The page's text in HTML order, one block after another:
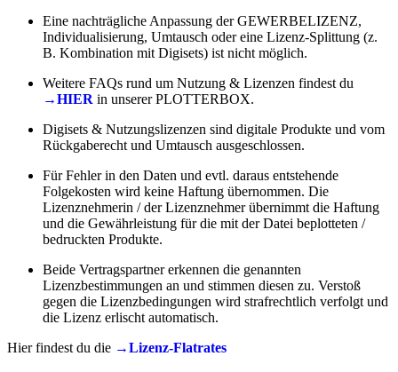
Eine nachträgliche Anpassung der GEWERBELIZENZ,
Individualisierung, Umtausch oder eine Lizenz-Splittung (z.
B. Kombination mit Digisets) ist nicht möglich.
Weitere FAQs rund um Nutzung & Lizenzen findest du
→HIER in unserer PLOTTERBOX.
Digisets & Nutzungslizenzen sind digitale Produkte und vom
Rückgaberecht und Umtausch ausgeschlossen.
Für Fehler in den Daten und evtl. daraus entstehende
Folgekosten wird keine Haftung übernommen. Die
Lizenznehmerin / der Lizenznehmer übernimmt die Haftung
und die Gewährleistung für die mit der Datei beplotteten /
bedruckten Produkte.
Beide Vertragspartner erkennen die genannten
Lizenzbestimmungen an und stimmen diesen zu. Verstoß
gegen die Lizenzbedingungen wird strafrechtlich verfolgt und
die Lizenz erlischt automatisch.
Hier findest du die →Lizenz-Flatrates